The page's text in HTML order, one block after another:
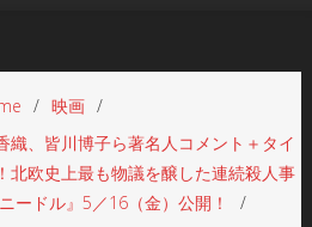
映画
織、皆川博子ら著名人コメント＋タイ
北欧史上最も物議を醸した連続殺人事
ードル』5／16（金）公開！